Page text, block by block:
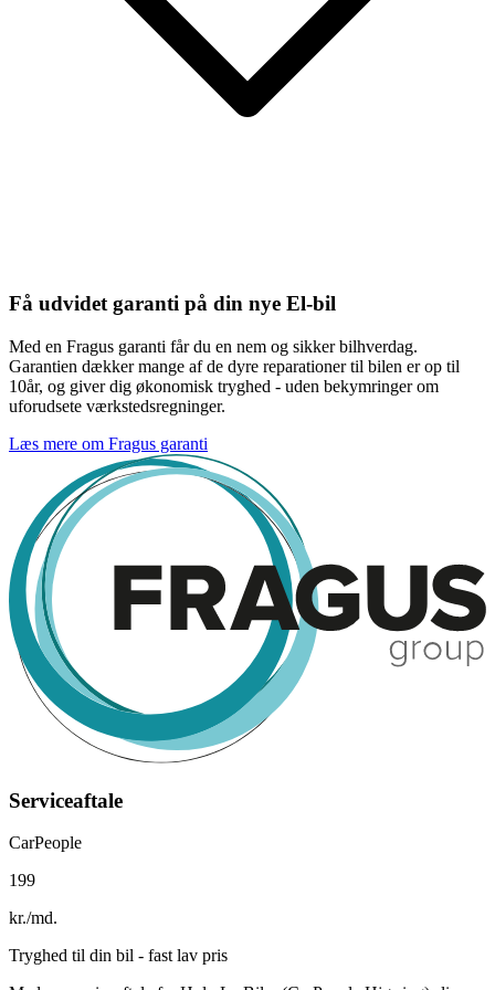
Få udvidet garanti på din nye El-bil
Med en Fragus garanti får du en nem og sikker bilhverdag.
Garantien dækker mange af de dyre reparationer til bilen er op til
10år, og giver dig økonomisk tryghed - uden bekymringer om
uforudsete værkstedsregninger.
Læs mere om Fragus garanti
Serviceaftale
CarPeople
199
kr./md.
Tryghed til din bil - fast lav pris